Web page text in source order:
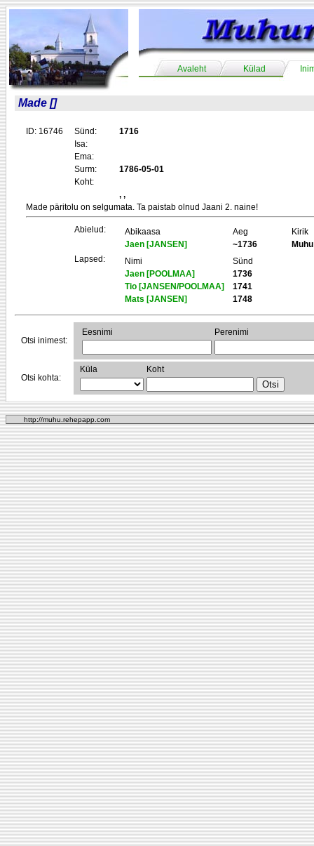
Avaleht Külad
Made []
ID: 16746 Sünd:
1716
Isa:
Ema:
Surm:
1786-05-01
Koht:
, ,
Made päritolu on selgumata. Ta paistab olnud Jaani 2. naine!
Abielud: Abikaasa Aeg
Kirik
Jaen [JANSEN]
~1736
Muhu
Lapsed:
Nimi
Sünd
Jaen [POOLMAA]
1736
Tio [JANSEN/POOLMAA]
1741
Mats [JANSEN]
1748
Otsi inimest:
Eesnimi Perenimi
Otsi kohta:
Küla Koht
http://muhu.rehepapp.com